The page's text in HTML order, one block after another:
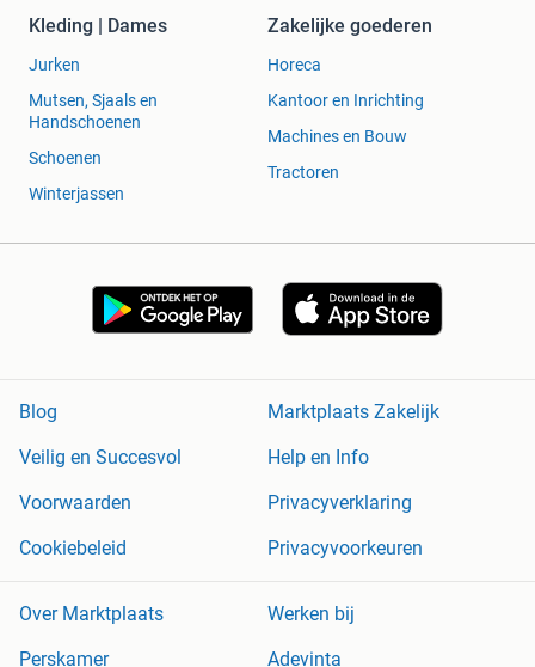
Kleding | Dames
Jurken
Mutsen, Sjaals en
Handschoenen
Schoenen
Winterjassen
Zakelijke goederen
Horeca
Kantoor en Inrichting
Machines en Bouw
Tractoren
Blog
Marktplaats Zakelijk
Veilig en Succesvol
Help en Info
Voorwaarden
Privacyverklaring
Cookiebeleid
Privacyvoorkeuren
Over Marktplaats
Werken bij
Perskamer
Adevinta